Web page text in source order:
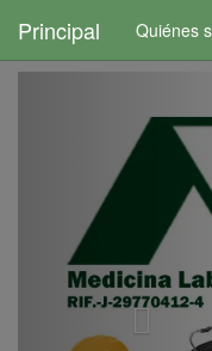
Principal Quiénes